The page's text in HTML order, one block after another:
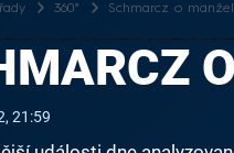
360° Schmarcz o
21:59